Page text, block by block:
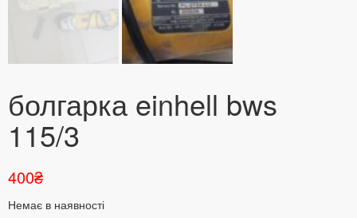
болгарка einhell bws
115/3
400₴
Немає в наявності